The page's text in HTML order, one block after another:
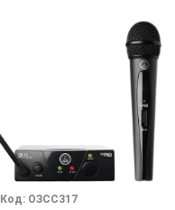
Код: ОЗСС317